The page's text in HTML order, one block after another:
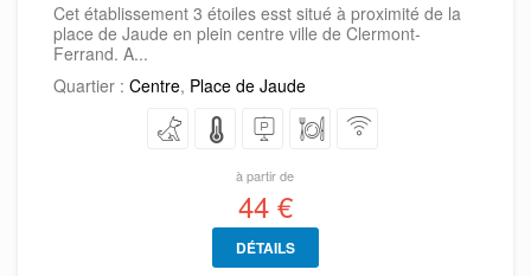
Cet établissement 3 étoiles esst situé à proximité de la
place de Jaude en plein centre ville de Clermont-
Ferrand. A...
Quartier : Centre, Place de Jaude
à partir de
44 €
DÉTAILS